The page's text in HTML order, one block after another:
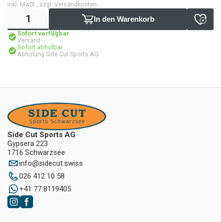
inkl. MwSt., zzgl. Versandkosten
In den Warenkorb
Sofort verfügbar
Versand
Sofort abholbar
Abholung Side Cut Sports AG
Side Cut Sports AG
Gypsera 223
1716 Schwarzsee
info@sidecut.swiss
026 412 10 58
+41 77 8119405